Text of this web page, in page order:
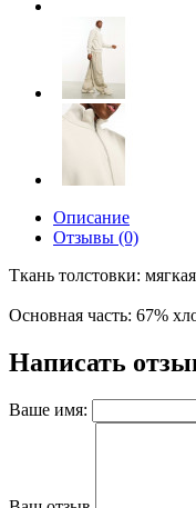
Описание
Отзывы (0)
Ткань толстовки:
Основная часть: 67%
Написать
Ваше имя: